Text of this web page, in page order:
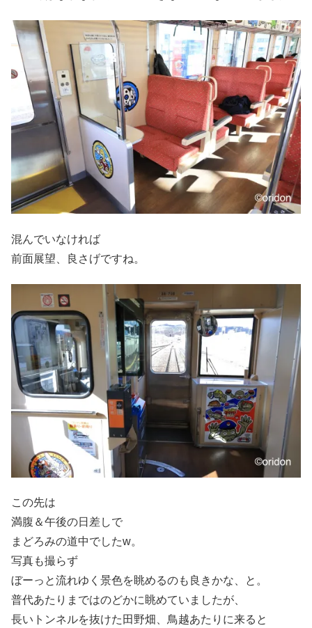
混んでいなければ
前面展望、良さげですね。
この先は
満腹＆午後の日差しで
まどろみの道中でしたw。
写真も撮らず
ぼーっと流れゆく景色を眺めるのも良きかな、と。
普代あたりまではのどかに眺めていましたが、
長いトンネルを抜けた田野畑、鳥越あたりに来ると